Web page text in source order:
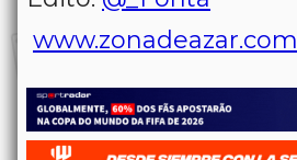
www.zonadeazar.com